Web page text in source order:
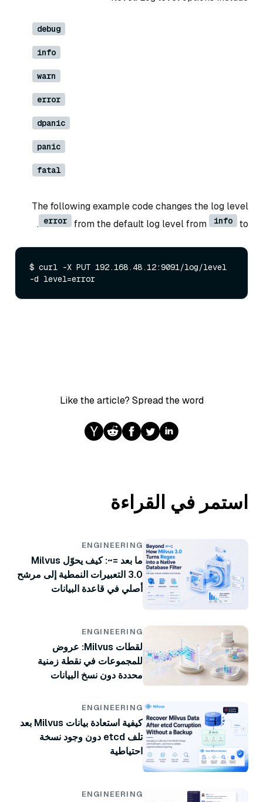
debug
info
warn
error
dpanic
panic
fatal
The following example code changes the log level
from the default log level from
info to
error
.
$ curl -X PUT 192.168.48.12:9091/log/level
Like the article? Spread the word
استمر في القراءة
ENGINEERING
ما بعد =~: كيف يحوّل Milvus
3.0 التعبيرات النمطية إلى مرشح
أصلي في قاعدة البيانات
ENGINEERING
لقطات Milvus: عروض
للمجموعات في نقطة زمنية
محددة دون نسخ البيانات
ENGINEERING
كيفية استعادة بيانات Milvus بعد
تلف etcd دون وجود نسخة
احتياطية
ENGINEERING